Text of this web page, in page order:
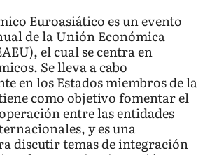
Euroasiático es un evento
de la Unión Económica
el cual se centra en
Se lleva a cabo
en los Estados miembros de la
como objetivo fomentar el
entre las entidades
y es una
discutir temas de integración